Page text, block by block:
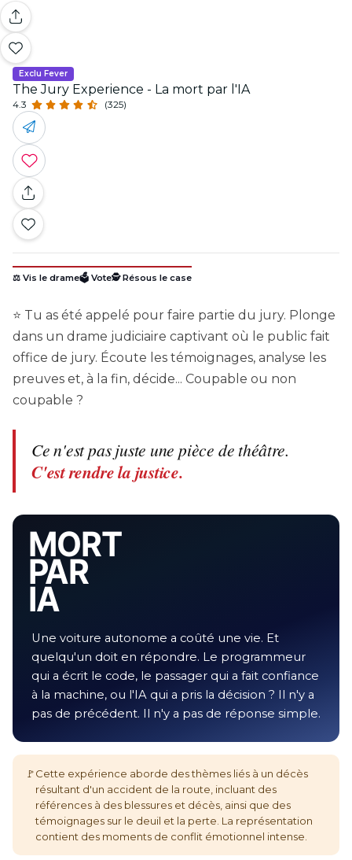
Exclu Fever
The Jury Experience - La mort par l'IA
4.3 (325)
⚖️ Vis le drame🗳️ Vote🕵️ Résous le case
⭐ Tu as été appelé pour faire partie du jury. Plonge
dans un drame judiciaire captivant où le public fait
office de jury. Écoute les témoignages, analyse les
preuves et, à la fin, décide... Coupable ou non
coupable ?
Ce n'est pas juste une pièce de théâtre.
C'est rendre la justice.
MORT
PAR
IA
Une voiture autonome a coûté une vie. Et
quelqu'un doit en répondre. Le programmeur
qui a écrit le code, le passager qui a fait confiance
à la machine, ou l'IA qui a pris la décision ? Il n'y a
pas de précédent. Il n'y a pas de réponse simple.
🚩Cette expérience aborde des thèmes liés à un décès
résultant d'un accident de la route, incluant des
références à des blessures et décès, ainsi que des
témoignages sur le deuil et la perte. La représentation
contient des moments de conflit émotionnel intense.